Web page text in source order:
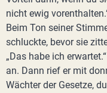
nicht ewig
Beim Ton seiner
schluckte, bevor sie
„Das habe ich
an. Dann rief er mit
Wächter der Gesetze,